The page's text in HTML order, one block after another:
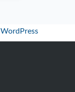
WordPress